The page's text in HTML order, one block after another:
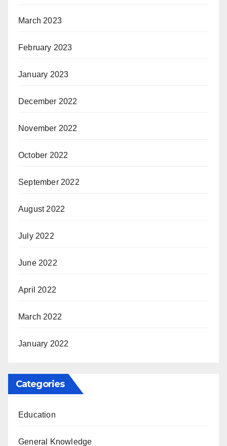
March 2023
February 2023
January 2023
December 2022
November 2022
October 2022
September 2022
August 2022
July 2022
June 2022
April 2022
March 2022
January 2022
Categories
Education
General Knowledge